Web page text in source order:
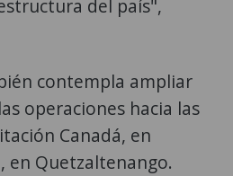
del país",
contempla ampliar
operaciones hacia las
Canadá, en
en Quetzaltenango.